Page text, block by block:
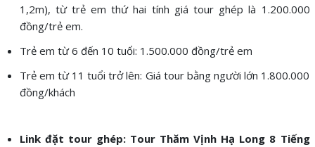
1,2m), từ trẻ em thứ hai tính giá tour ghép là 1.200.000
đồng/trẻ em.
Trẻ em từ 6 đến 10 tuổi: 1.500.000 đồng/trẻ em
Trẻ em từ 11 tuổi trở lên: Giá tour bằng người lớn 1.800.000
đồng/khách
Link đặt tour ghép: Tour Thăm Vịnh Hạ Long 8 Tiếng